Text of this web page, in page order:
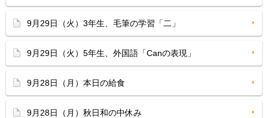
9月29日（火）3年生、毛筆の学習「二」
9月29日（火）5年生、外国語「Canの表現」
9月28日（月）本日の給食
9月28日（月）秋日和の中休み